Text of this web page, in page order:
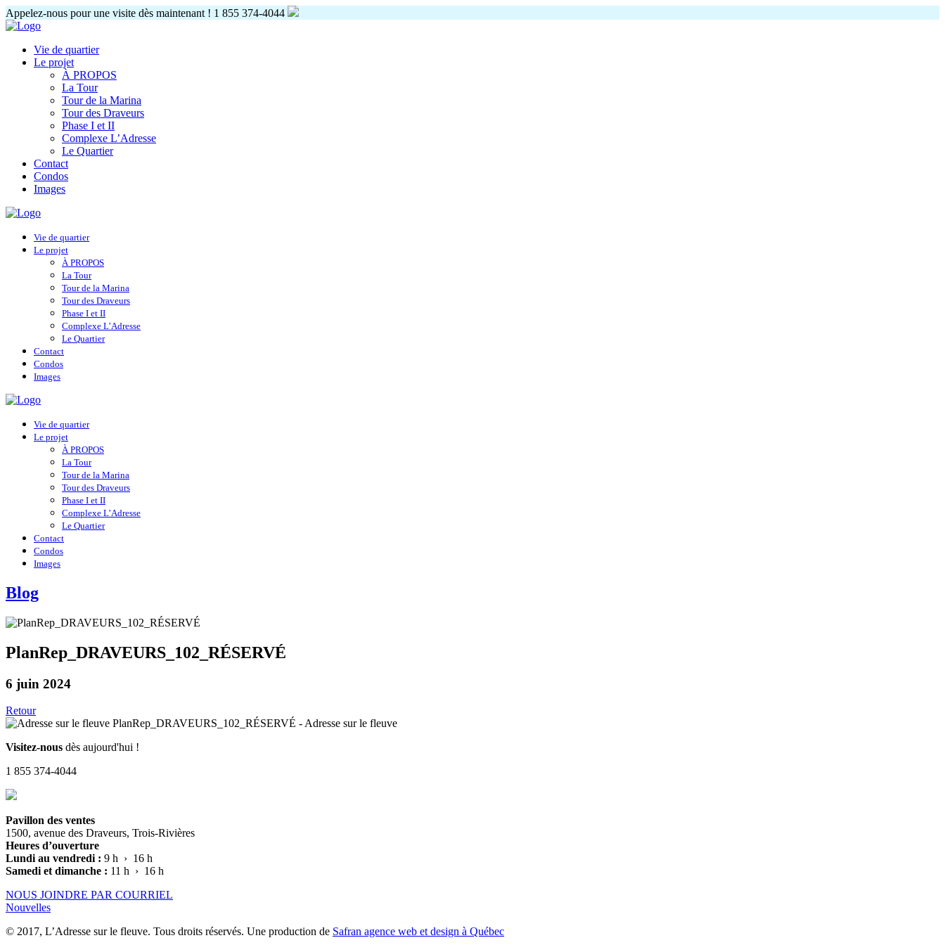
Appelez-nous pour une visite dès maintenant ! 1 855 374-4044
Vie de quartier
Le projet
À PROPOS
La Tour
Tour de la Marina
Tour des Draveurs
Phase I et II
Complexe L’Adresse
Le Quartier
Contact
Condos
Images
Vie de quartier
Le projet
À PROPOS
La Tour
Tour de la Marina
Tour des Draveurs
Phase I et II
Complexe L’Adresse
Le Quartier
Contact
Condos
Images
Vie de quartier
Le projet
À PROPOS
La Tour
Tour de la Marina
Tour des Draveurs
Phase I et II
Complexe L’Adresse
Le Quartier
Contact
Condos
Images
Blog
PlanRep_DRAVEURS_102_RÉSERVÉ
6 juin 2024
Retour
Visitez-nous dès aujourd'hui !
1 855 374-4044
Pavillon des ventes
1500, avenue des Draveurs, Trois-Rivières
Heures d’ouverture
Lundi au vendredi : 9 h › 16 h
Samedi et dimanche : 11 h › 16 h
NOUS JOINDRE PAR COURRIEL
Nouvelles
© 2017, L’Adresse sur le fleuve. Tous droits réservés. Une production de Safran agence web et design à Québec